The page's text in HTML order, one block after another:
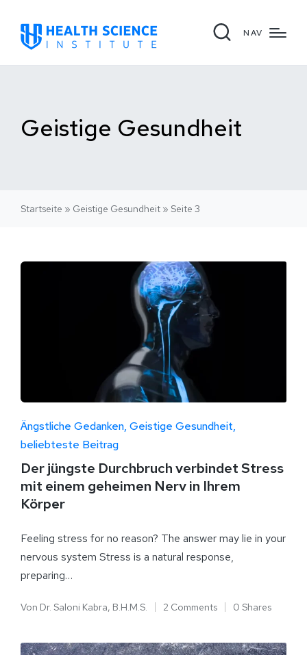
NAV
Geistige Gesundheit
Startseite » Geistige Gesundheit » Seite 3
Ängstliche Gedanken Geistige Gesundheit
beliebteste Beitrag
Der jüngste Durchbruch verbindet Stress
mit einem geheimen Nerv in Ihrem
Körper
Feeling stress for no reason? The answer may lie in your
nervous system Stress is a natural response,
preparing…
Von Dr. Saloni Kabra, B.H.M.S. 2 Comments 0 Shares